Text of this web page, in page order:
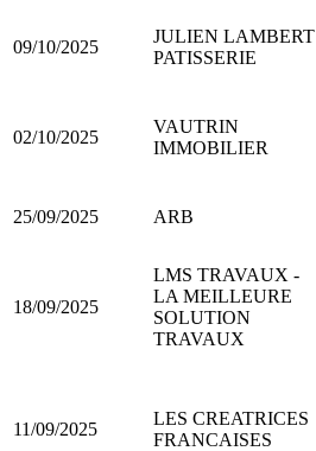
09/10/2025
JULIEN LAMBERT
PATISSERIE
02/10/2025
VAUTRIN
IMMOBILIER
25/09/2025 ARB
18/09/2025
LMS TRAVAUX -
LA MEILLEURE
SOLUTION
TRAVAUX
11/09/2025
LES CREATRICES
FRANCAISES